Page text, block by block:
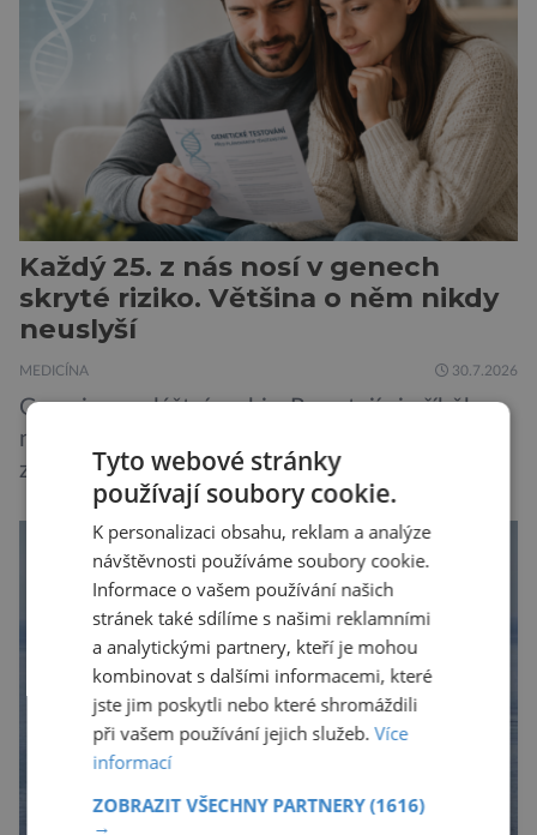
stojí změny v mozku vyvolané těhotenstvím!
Poporodní mozková mlha, v angličtině […]
Každý 25. z nás nosí v genech
skryté riziko. Většina o něm nikdy
neuslyší
MEDICÍNA 30.7.2026
Geny jsou zvláštní archiv. Pamatují si příběhy
našich předků po tisíce generací a občas v nich
zůstane i chyba, která se tiše dědí dál. Je
nenápadná. Nepůsobí bolest ani únavu. Člověk
o ní nemusí vědět celý život. Přesto může
jednou rozhodnout o zdraví jeho dítěte. Právě
to je případ řady dědičných onemocnění,
například cystické fibrózy, […]
Tyto webové stránky
používají soubory cookie.
K personalizaci obsahu, reklam a analýze
návštěvnosti používáme soubory cookie.
Informace o vašem používání našich
stránek také sdílíme s našimi reklamními
a analytickými partnery, kteří je mohou
kombinovat s dalšími informacemi, které
jste jim poskytli nebo které shromáždili
při vašem používání jejich služeb.Více
informací
ZOBRAZIT VŠECHNY PARTNERY(1616)
→